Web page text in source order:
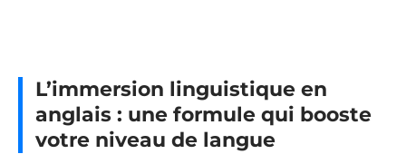
L’immersion linguistique en
anglais : une formule qui booste
votre niveau de langue